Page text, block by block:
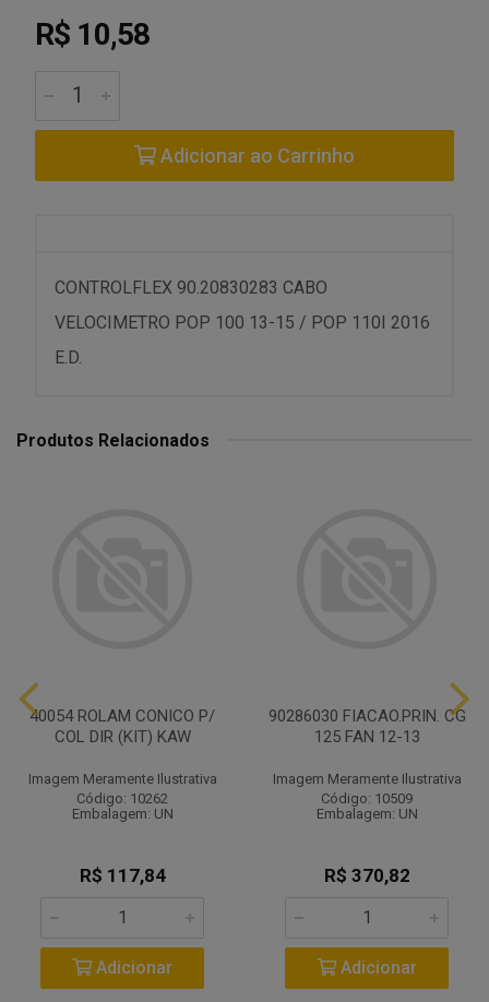
R$ 10,58
Adicionar ao Carrinho
CONTROLFLEX 90.20830283 CABO
VELOCIMETRO POP 100 13-15 / POP 110I 2016
E.D.
Produtos Relacionados
40054 ROLAM CONICO P/
COL DIR (KIT) KAW
Imagem Meramente Ilustrativa
Código: 10262
Embalagem: UN
R$ 117,84
Adicionar
90286030 FIACAO.PRIN. CG
125 FAN 12-13
Imagem Meramente Ilustrativa
Código: 10509
Embalagem: UN
R$ 370,82
Adicionar